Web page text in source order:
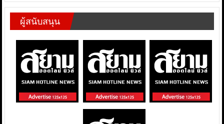
ผู้สนับสนุน